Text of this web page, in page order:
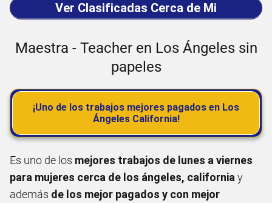
Ver Clasificadas Cerca de Mi
Maestra - Teacher en Los Ángeles sin
papeles
¡Uno de los trabajos mejores pagados en Los
Ángeles California!
Es uno de los mejores trabajos de lunes a viernes
para mujeres cerca de los ángeles, california y
además de los mejor pagados y con mejor